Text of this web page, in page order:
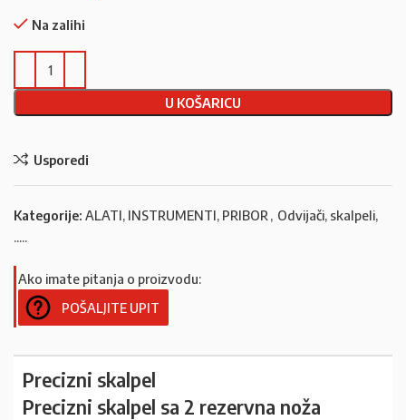
Na zalihi
U KOŠARICU
Usporedi
Kategorije: ALATI, INSTRUMENTI, PRIBOR , Odvijači, skalpeli,
.....
Ako imate pitanja o proizvodu:
POŠALJITE UPIT
Precizni skalpel
Precizni skalpel sa 2 rezervna noža